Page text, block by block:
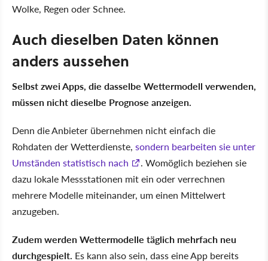
Wolke, Regen oder Schnee.
Auch dieselben Daten können
anders aussehen
Selbst zwei Apps, die dasselbe Wettermodell verwenden,
müssen nicht dieselbe Prognose anzeigen.
Denn die Anbieter übernehmen nicht einfach die
Rohdaten der Wetterdienste, sondern bearbeiten sie unter
Umständen statistisch nach
. Womöglich beziehen sie
dazu lokale Messstationen mit ein oder verrechnen
mehrere Modelle miteinander, um einen Mittelwert
anzugeben.
Zudem werden Wettermodelle täglich mehrfach neu
durchgespielt. Es kann also sein, dass eine App bereits